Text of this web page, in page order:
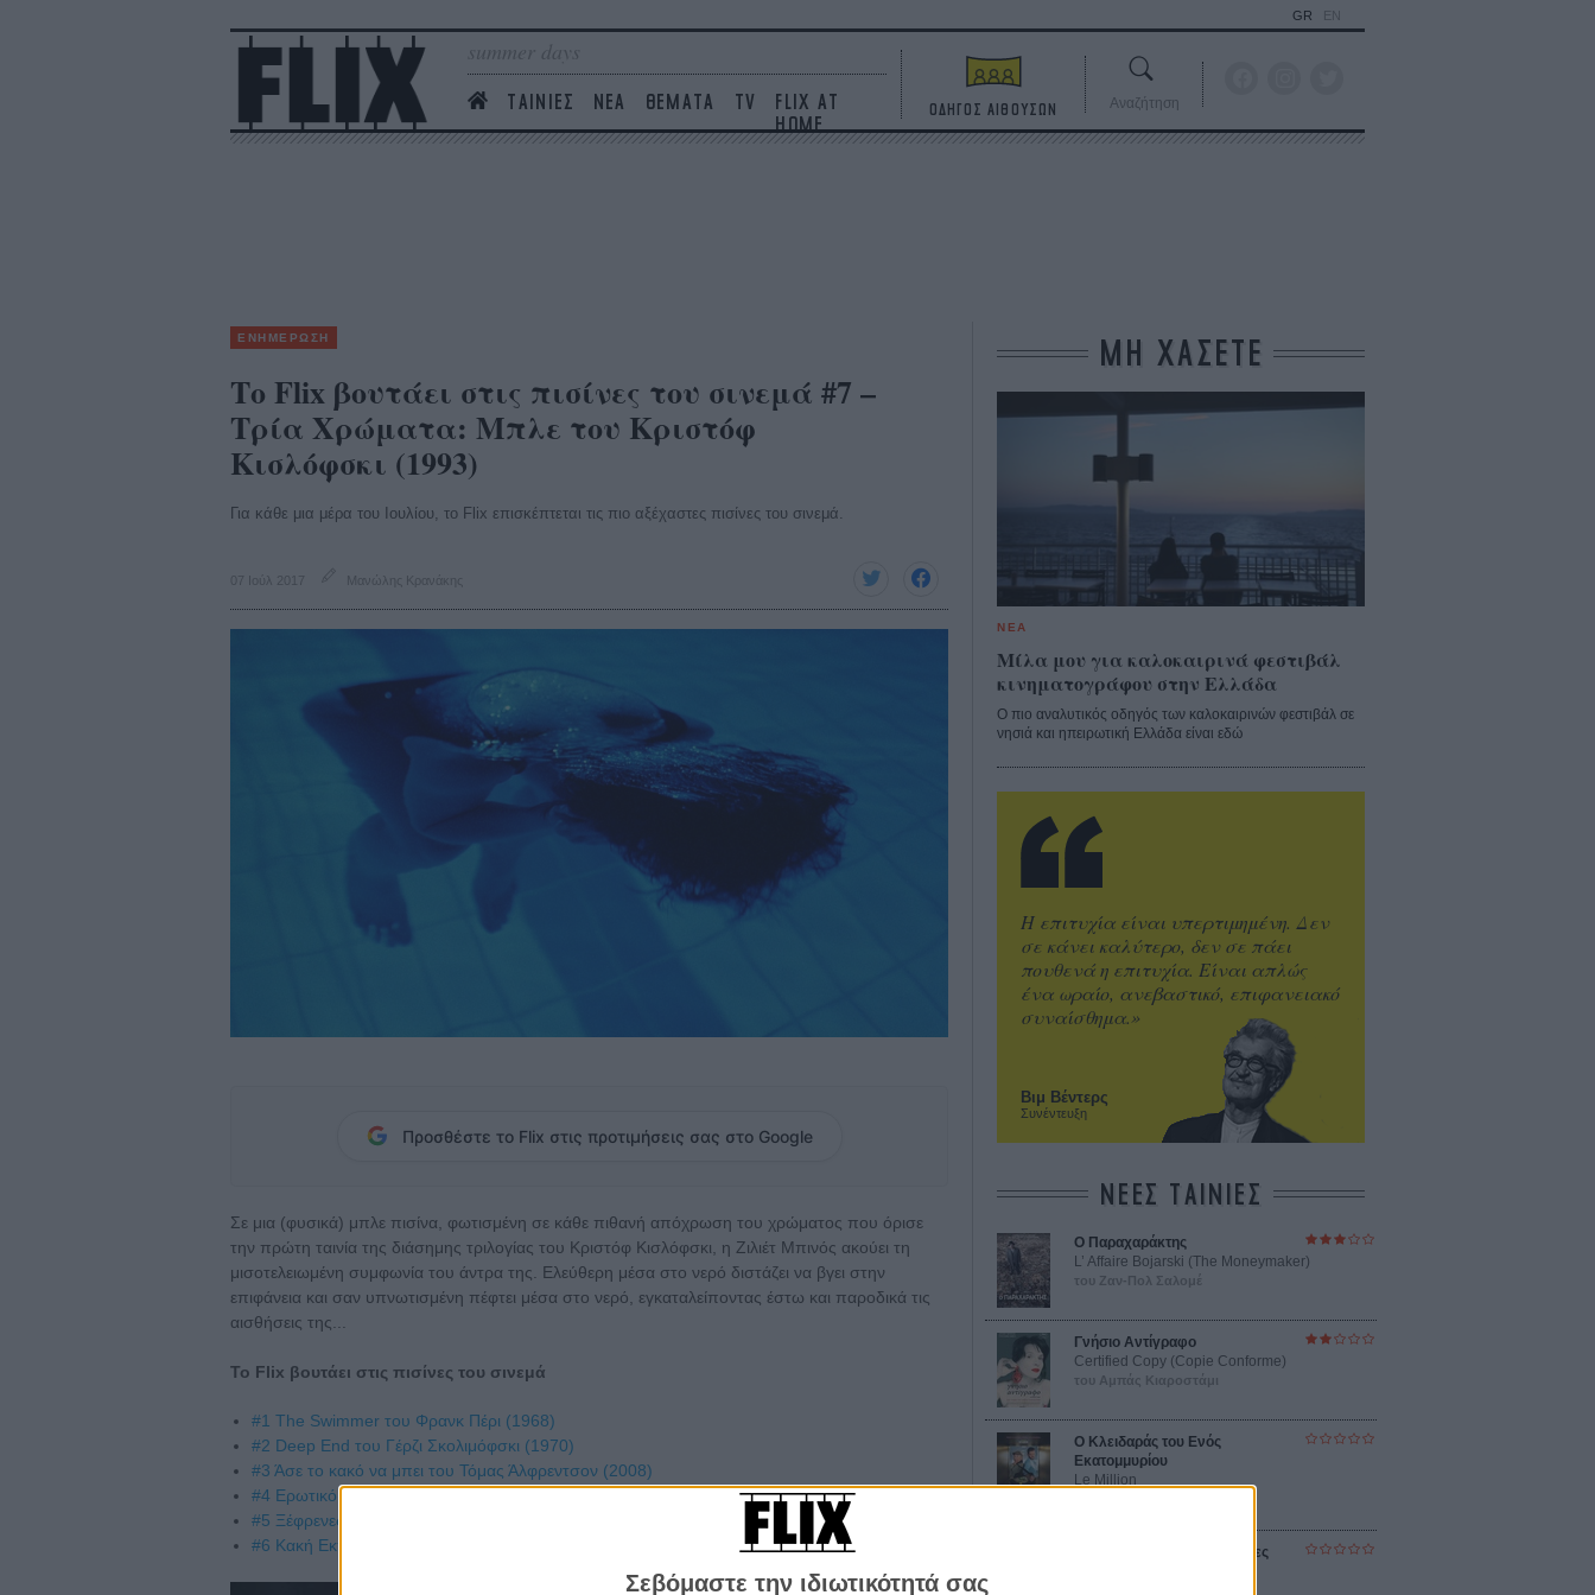
Σεβόμαστε την ιδιωτικότητά σας
summer days
ΤΑΙΝΙΕΣ ΝΕΑ ΘΕΜΑΤΑ TV
FLIX AT
HOME
GR EN
ΟΔΗΓΟΣ ΑΙΘΟΥΣΩΝ Αναζήτηση
ΕΝΗΜΕΡΩΣΗ
Το Flix βουτάει στις πισίνες του σινεμά #7 –
Τρία Χρώματα: Μπλε του Κριστόφ
Κισλόφσκι (1993)
Για κάθε μια μέρα του Ιουλίου, το Flix επισκέπτεται τις πιο αξέχαστες πισίνες του σινεμά.
07 Ιούλ 2017 Μανώλης Κρανάκης
Προσθέστε το Flix στις προτιμήσεις σας στο Google
Σε μια (φυσικά) μπλε πισίνα, φωτισμένη σε κάθε πιθανή απόχρωση του χρώματος που όρισε
την πρώτη ταινία της διάσημης τριλογίας του Κριστόφ Κισλόφσκι, η Ζιλιέτ Μπινός ακούει τη
μισοτελειωμένη συμφωνία του άντρα της. Ελεύθερη μέσα στο νερό διστάζει να βγει στην
επιφάνεια και σαν υπνωτισμένη πέφτει μέσα στο νερό, εγκαταλείποντας έστω και παροδικά τις
αισθήσεις της...
Το Flix βουτάει στις πισίνες του σινεμά
#1 The Swimmer του Φρανκ Πέρι (1968)
#2 Deep End του Γέρζι Σκολιμόφσκι (1970)
#3 Άσε το κακό να μπει του Τόμας Άλφρεντσον (2008)
#4 Ερωτικό Κτήνος του Τζόναθαν Γκλέιζερ (2000)
#5 Ξέφρενες Nύχτες του Πολ Τόμας Άντερσον (1997)
#6 Κακή Εκπαίδευση του Πέδρο Αλμοδόβαρ (2004)
ΜΗ ΧΑΣΕΤΕ
ΝΕΑ
Μίλα μου για καλοκαιρινά φεστιβάλ
κινηματογράφου στην Ελλάδα
Ο πιο αναλυτικός οδηγός των καλοκαιρινών φεστιβάλ σε
νησιά και ηπειρωτική Ελλάδα είναι εδώ
Βιμ Βέντερς
Συνέντευξη
Η επιτυχία είναι υπερτιμημένη. Δεν
σε κάνει καλύτερο, δεν σε πάει
πουθενά η επιτυχία. Είναι απλώς
ένα ωραίο, ανεβαστικό, επιφανειακό
συναίσθημα.»
ΝΕΕΣ ΤΑΙΝΙΕΣ
Ο Παραχαράκτης
L’ Affaire Bojarski (The Moneymaker)
του Ζαν-Πολ Σαλομέ
Γνήσιο Αντίγραφο
Certified Copy (Copie Conforme)
του Αμπάς Κιαροστάμι
Ο Κλειδαράς του Ενός
Εκατομμυρίου
Le Million
Αυτό που Ξέρουν οι Γυναίκες